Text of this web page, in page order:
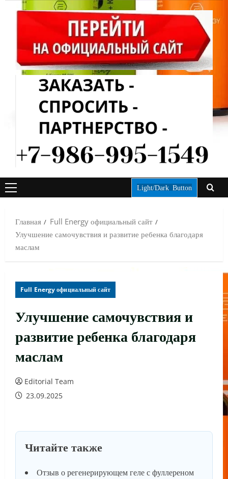
ОСНОВНОЕ
Light/Dark Button
Главная
Full Energy официальный сайт
Улучшение самочувствия и развитие ребенка благодаря
маслам
Full Energy официальный сайт
Улучшение самочувствия и
развитие ребенка благодаря
маслам
Editorial Team
23.09.2025
Читайте также
Отзыв о регенерирующем геле с фуллереном